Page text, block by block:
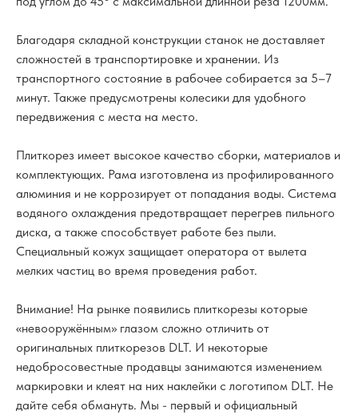
Благодаря складной конструкции станок не доставляет
сложностей в транспортировке и хранении. Из
транспортного состояние в рабочее собирается за 5–7
минут. Также предусмотрены колесики для удобного
передвижения с места на место.
Плиткорез имеет высокое качество сборки, материалов и
комплектующих. Рама изготовлена из профилированного
алюминия и не коррозирует от попадания воды. Система
водяного охлаждения предотвращает перегрев пильного
диска, а также способствует работе без пыли.
Специальный кожух защищает оператора от вылета
мелких частиц во время проведения работ.
Внимание! На рынке появились плиткорезы которые
«невооружённым» глазом сложно отличить от
оригинальных плиткорезов DLT. И некоторые
недобросовестные продавцы занимаются изменением
маркировки и клеят на них наклейки с логотипом DLT. Не
дайте себя обмануть. Мы - первый и официальный